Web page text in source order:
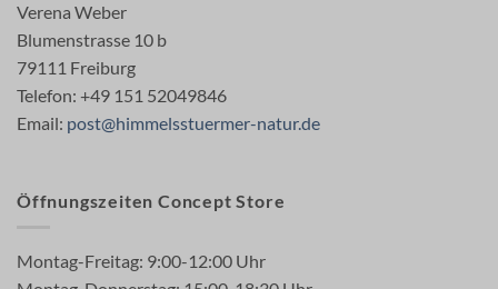
Verena Weber
Blumenstrasse 10 b
79111 Freiburg
Telefon: +49 151 52049846
Email: post@himmelsstuermer-natur.de
Öffnungszeiten Concept Store
Montag-Freitag: 9:00-12:00 Uhr